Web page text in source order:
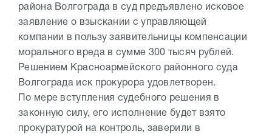
района Волгограда в суд предъявлено исковое
заявление о взыскании с управляющей
компании в пользу заявительницы компенсации
морального вреда в сумме 300 тысяч рублей.
Решением Красноармейского районного суда
Волгограда иск прокурора удовлетворен.
По мере вступления судебного решения в
законную силу, его исполнение будет взято
прокуратурой на контроль, заверили в